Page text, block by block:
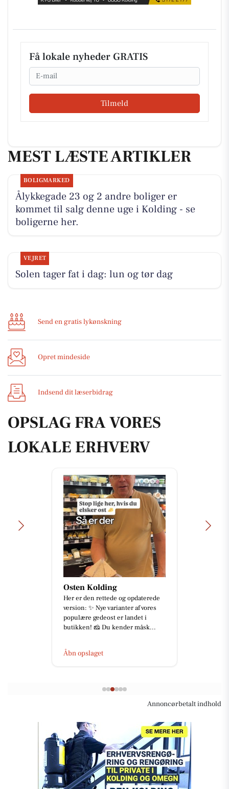
Få lokale nyheder GRATIS
Email
Tilmeld
MEST LÆSTE ARTIKLER
BOLIGMARKED
Ålykkegade 23 og 2 andre boliger er
kommet til salg denne uge i Kolding - se
boligerne her.
VEJRET
Solen tager fat i dag: lun og tør dag
Send en gratis lykønskning
Opret mindeside
Indsend dit læserbidrag
OPSLAG FRA VORES
LOKALE ERHVERV
Osten Kolding
Her er den rettede og opdaterede
version: ✨ Nye varianter af vores
populære gedeost er landet i
butikken! 🧀 Du kender måsk...
Åbn opslaget
Annoncørbetalt indhold